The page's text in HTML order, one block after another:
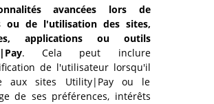
avancées lors de
ou de l'utilisation des sites,
applications ou outils
. Cela peut inclure
de l'utilisateur lorsqu'il
aux sites Utility|Pay ou le
de ses préférences, intérêts